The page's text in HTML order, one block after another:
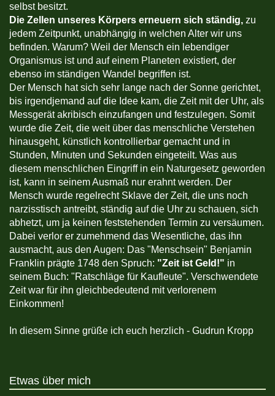
selbst besitzt.
Die Zellen unseres Körpers erneuern sich ständig, zu
jedem Zeitpunkt, unabhängig in welchen Alter wir uns
befinden. Warum? Weil der Mensch ein lebendiger
Organismus ist und auf einem Planeten existiert, der
ebenso im ständigen Wandel begriffen ist.
Der Mensch hat sich sehr lange nach der Sonne gerichtet,
bis irgendjemand auf die Idee kam, die Zeit mit der Uhr, als
Messgerät akribisch einzufangen und festzulegen. Somit
wurde die Zeit, die weit über das menschliche Verstehen
hinausgeht, künstlich kontrollierbar gemacht und in
Stunden, Minuten und Sekunden eingeteilt. Was aus
diesem menschlichen Eingriff in ein Naturgesetz geworden
ist, kann in seinem Ausmaß nur erahnt werden. Der
Mensch wurde regelrecht Sklave der Zeit, die uns noch
narzisstisch antreibt, ständig auf die Uhr zu schauen, sich
abhetzt, um ja keinen feststehenden Termin zu versäumen.
Dabei verlor er zumehmend das Wesentliche, das ihn
ausmacht, aus den Augen: Das "Menschsein" Benjamin
Franklin prägte 1748 den Spruch: "Zeit ist Geld!" in
seinem Buch: "Ratschläge für Kaufleute". Verschwendete
Zeit war für ihn gleichbedeutend mit verlorenem
Einkommen!
In diesem Sinne grüße ich euch herzlich - Gudrun Kropp
Etwas über mich